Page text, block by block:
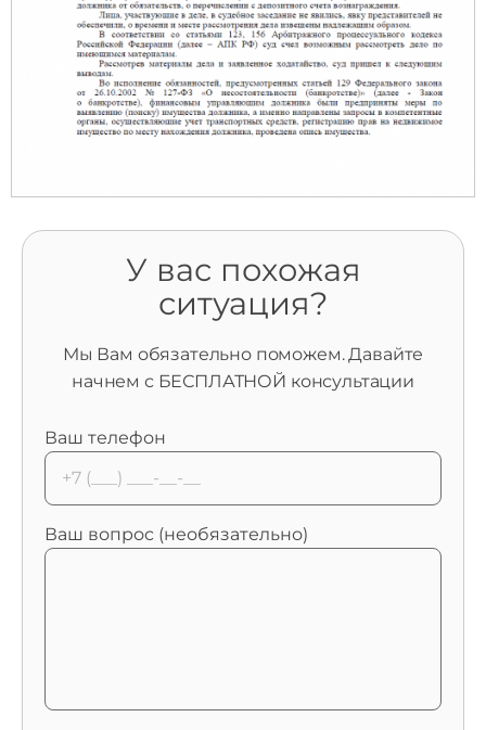
У вас похожая
ситуация?
Мы Вам обязательно поможем. Давайте
начнем с БЕСПЛАТНОЙ консультации
Ваш телефон
Ваш вопрос (необязательно)